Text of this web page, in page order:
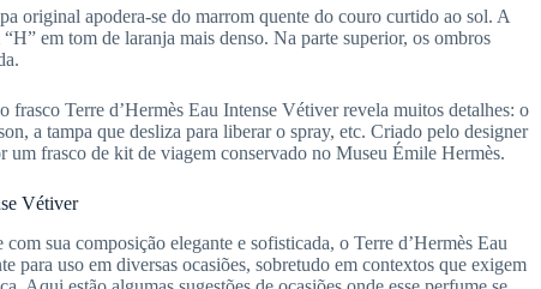
original apodera-se do marrom quente do couro curtido ao sol. A
“H” em tom de laranja mais denso. Na parte superior, os ombros
frasco Terre d’Hermès Eau Intense Vétiver revela muitos detalhes: o
a tampa que desliza para liberar o spray, etc. Criado pelo designer
frasco de kit de viagem conservado no Museu Émile Hermès.
Vétiver
sua composição elegante e sofisticada, o Terre d’Hermès Eau
para uso em diversas ocasiões, sobretudo em contextos que exigem